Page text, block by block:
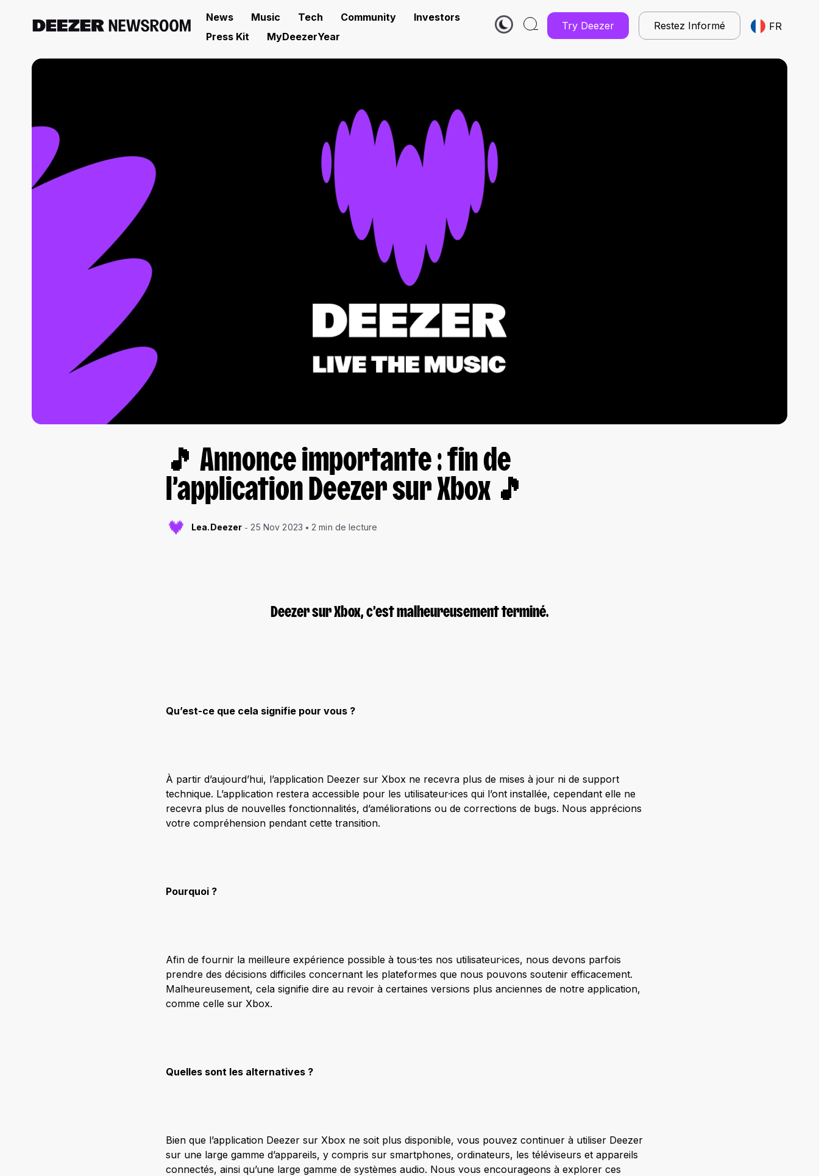
News Music Tech Community
Investors
Press Kit
MyDeezerYear
Try Deezer Restez Informé FR
🎵 Annonce importante : fin de
l’application Deezer sur Xbox 🎵
Lea.Deezer 25 Nov 2023 2 min de lecture
Deezer sur Xbox, c’est malheureusement terminé.
Qu’est-ce que cela signifie pour vous ?
À partir d’aujourd’hui, l’application Deezer sur Xbox ne recevra plus de mises à jour ni de support
technique. L’application restera accessible pour les utilisateur·ices qui l’ont installée, cependant elle ne
recevra plus de nouvelles fonctionnalités, d’améliorations ou de corrections de bugs. Nous apprécions
votre compréhension pendant cette transition.
Pourquoi ?
Afin de fournir la meilleure expérience possible à tous·tes nos utilisateur·ices, nous devons parfois
prendre des décisions difficiles concernant les plateformes que nous pouvons soutenir efficacement.
Malheureusement, cela signifie dire au revoir à certaines versions plus anciennes de notre application,
comme celle sur Xbox.
Quelles sont les alternatives ?
Bien que l’application Deezer sur Xbox ne soit plus disponible, vous pouvez continuer à utiliser Deezer
sur une large gamme d’appareils, y compris sur smartphones, ordinateurs, les téléviseurs et appareils
connectés, ainsi qu’une large gamme de systèmes audio. Nous vous encourageons à explorer ces